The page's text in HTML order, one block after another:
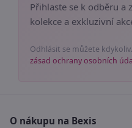
Přihlaste se k odběru a
kolekce a exkluzivní
Odhlásit se můžete
zásad ochrany osobních
O nákupu na Bexis